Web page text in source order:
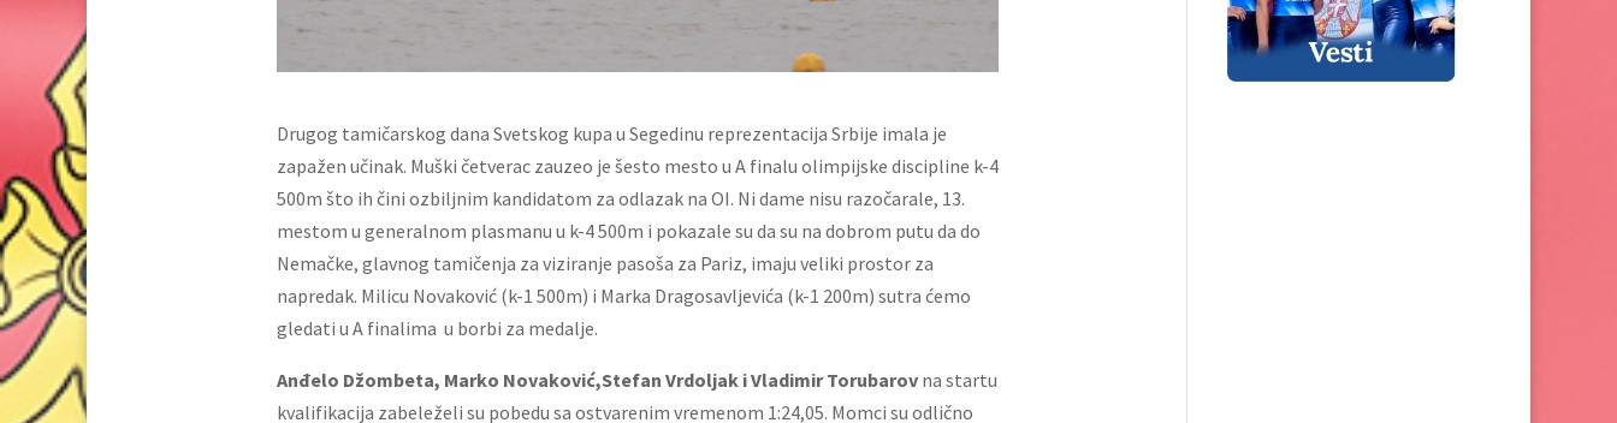
Drugog tamičarskog dana Svetskog kupa u Segedinu reprezentacija Srbije imala je
zapažen učinak. Muški četverac zauzeo je šesto mesto u A finalu olimpijske discipline k-4
500m što ih čini ozbiljnim kandidatom za odlazak na OI. Ni dame nisu razočarale, 13.
mestom u generalnom plasmanu u k-4 500m i pokazale su da su na dobrom putu da do
Nemačke, glavnog tamičenja za viziranje pasoša za Pariz, imaju veliki prostor za
napredak. Milicu Novaković (k-1 500m) i Marka Dragosavljevića (k-1 200m) sutra ćemo
gledati u A finalima u borbi za medalje.
Anđelo Džombeta, Marko Novaković,Stefan Vrdoljak i Vladimir Torubarovna startu
kvalifikacija zabeleželi su pobedu sa ostvarenim vremenom 1:24,05. Momci su odlično